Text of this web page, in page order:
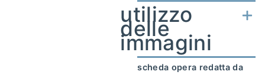
utilizzo
delle
immagini
scheda opera redatta da